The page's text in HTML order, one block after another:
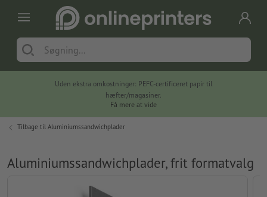
Uden ekstra omkostninger: PEFC-certificeret papir til
hæfter/magasiner.
Få mere at vide
Tilbage til Aluminiumssandwichplader
Aluminiumssandwichplader, frit formatvalg